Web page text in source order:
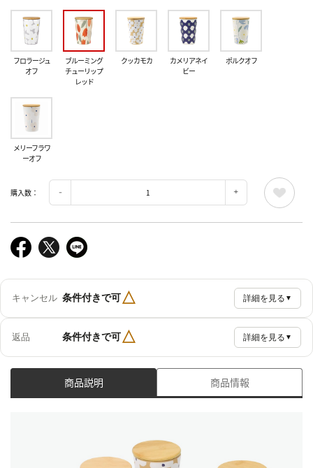
フロラージュ
オフ
ブルーミング
チューリップ
レッド
クッカモカ
カメリアネイ
ビー
ポルクオフ
メリーフラワ
ーオフ
購入数：
キャンセル 条件付きで可△ 詳細を見る ▼
返品 条件付きで可△ 詳細を見る ▼
商品説明 商品情報